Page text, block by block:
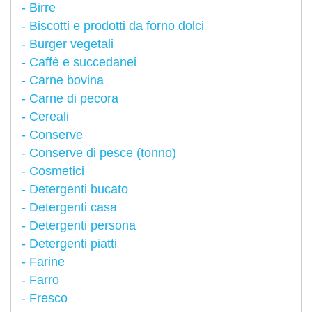
Birre
Biscotti e prodotti da forno dolci
Burger vegetali
Caffè e succedanei
Carne bovina
Carne di pecora
Cereali
Conserve
Conserve di pesce (tonno)
Cosmetici
Detergenti bucato
Detergenti casa
Detergenti persona
Detergenti piatti
Farine
Farro
Fresco